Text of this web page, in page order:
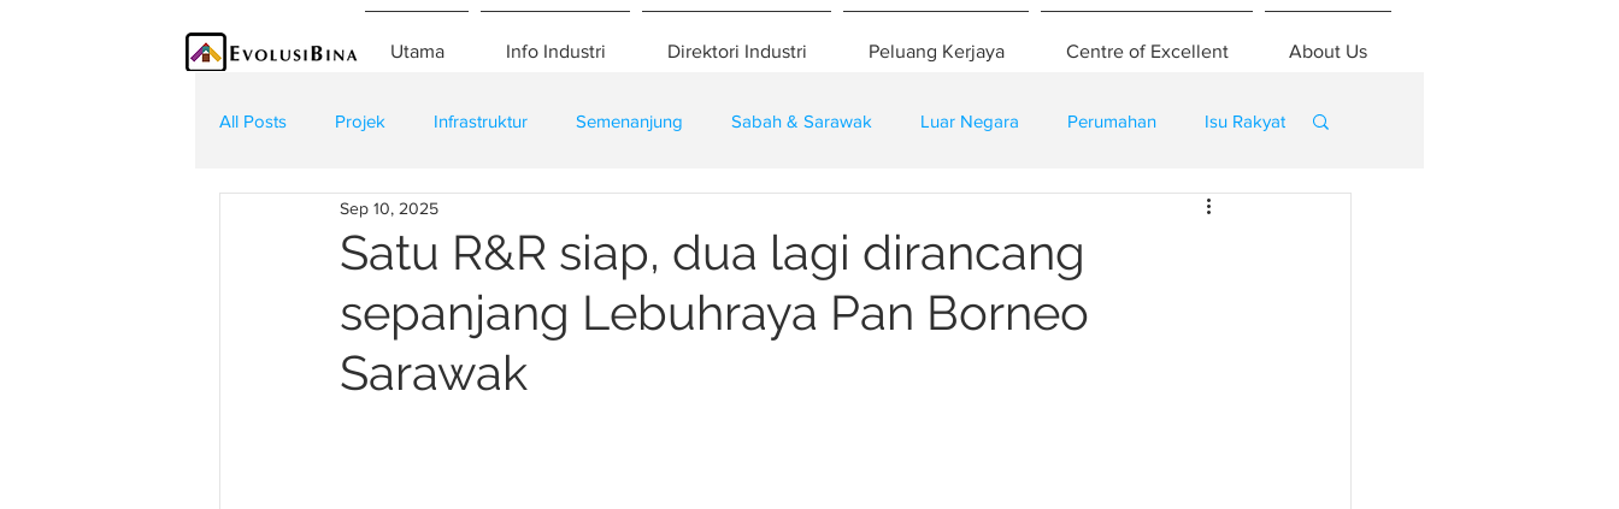
Utama Info Industri Direktori Industri Peluang Kerjaya Centre of Excellent About Us
All Posts Projek Infrastruktur Semenanjung Sabah & Sarawak Luar Negara Perumahan Isu Rakyat
Teknologi Kontraktor
Satu R&R siap, dua lagi dirancang
sepanjang Lebuhraya Pan Borneo
Sarawak
Sep 10, 2025